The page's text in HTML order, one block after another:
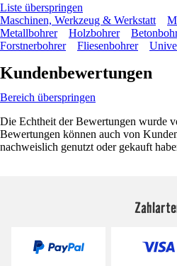
Liste überspringen
Maschinen, Werkzeug & Werkstatt
Metallbohrer
Holzbohrer
Forstnerbohrer
Fliesenbohrer
Kundenbewertungen
Bereich überspringen
Die Echtheit der Bewertungen wurde
Bewertungen können auch von
nachweislich genutzt oder gekauft